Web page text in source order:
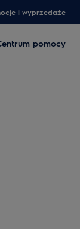
i wyprzedaże
pomocy